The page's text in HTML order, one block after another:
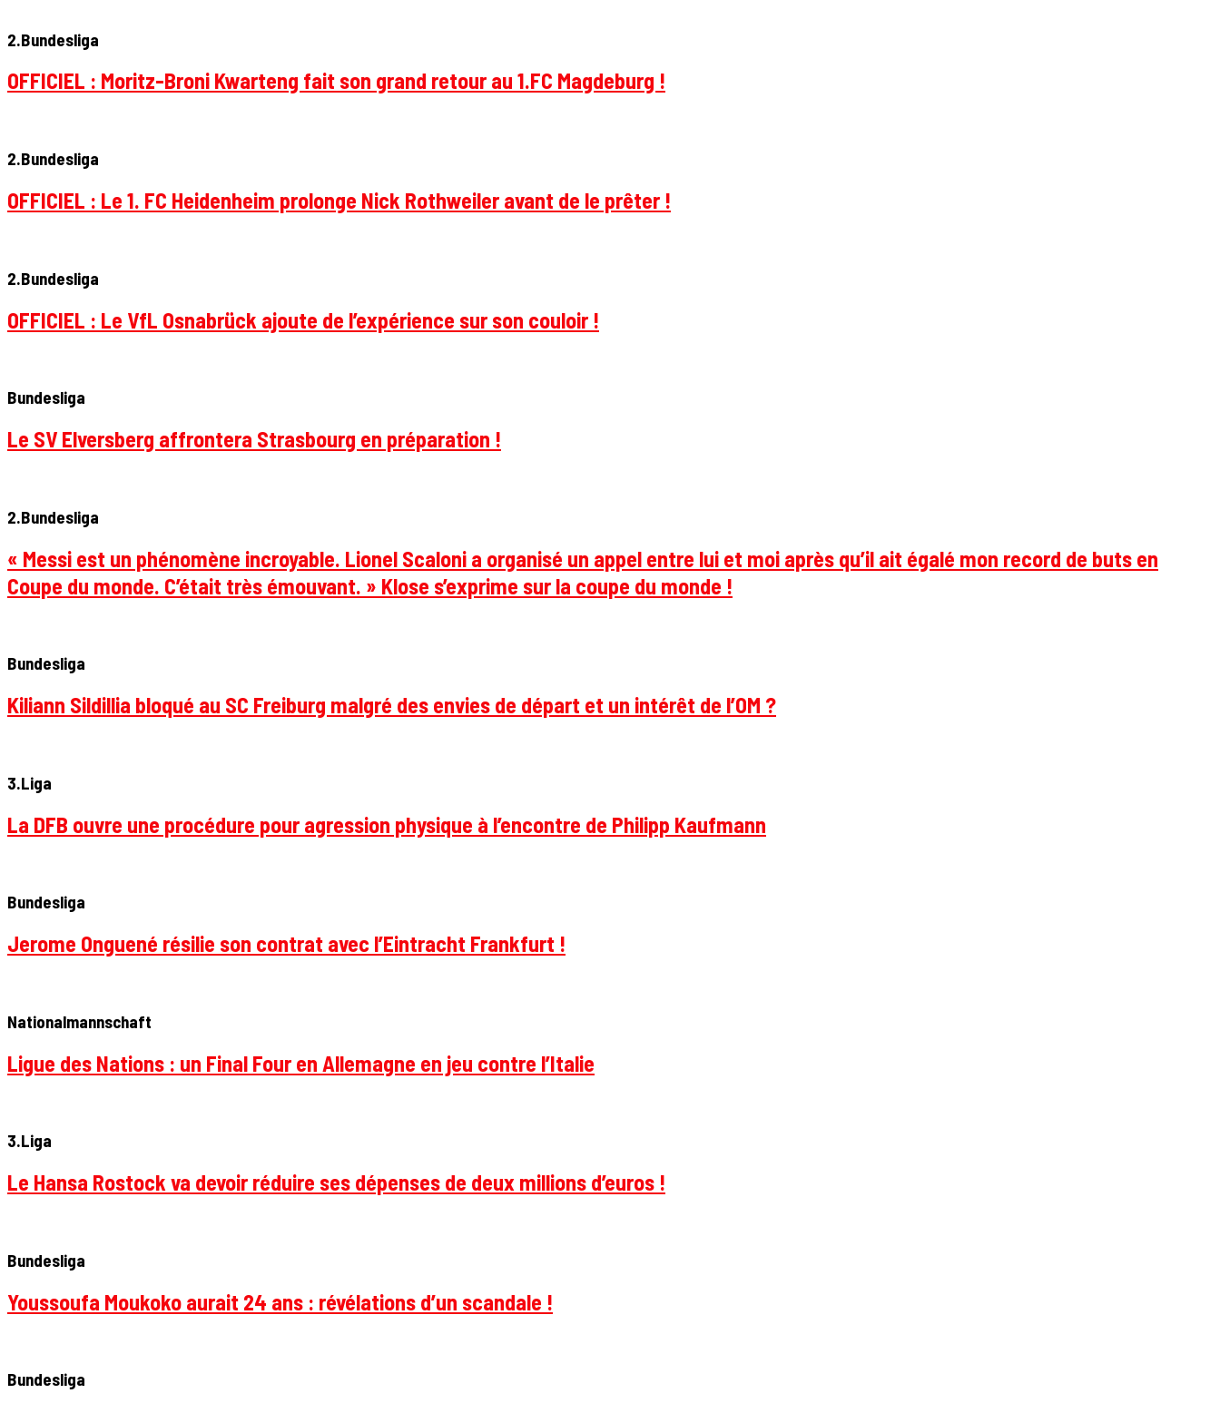
2.Bundesliga
OFFICIEL : Moritz-Broni Kwarteng fait son grand retour au 1.FC Magdeburg !
2.Bundesliga
OFFICIEL : Le 1. FC Heidenheim prolonge Nick Rothweiler avant de le prêter !
2.Bundesliga
OFFICIEL : Le VfL Osnabrück ajoute de l’expérience sur son couloir !
Bundesliga
Le SV Elversberg affrontera Strasbourg en préparation !
2.Bundesliga
« Messi est un phénomène incroyable. Lionel Scaloni a organisé un appel entre lui et moi après qu’il ait égalé mon record de buts en
Coupe du monde. C’était très émouvant. » Klose s’exprime sur la coupe du monde !
Bundesliga
Kiliann Sildillia bloqué au SC Freiburg malgré des envies de départ et un intérêt de l’OM ?
3.Liga
La DFB ouvre une procédure pour agression physique à l’encontre de Philipp Kaufmann
Bundesliga
Jerome Onguené résilie son contrat avec l’Eintracht Frankfurt !
Nationalmannschaft
Ligue des Nations : un Final Four en Allemagne en jeu contre l’Italie
3.Liga
Le Hansa Rostock va devoir réduire ses dépenses de deux millions d’euros !
Bundesliga
Youssoufa Moukoko aurait 24 ans : révélations d’un scandale !
Bundesliga